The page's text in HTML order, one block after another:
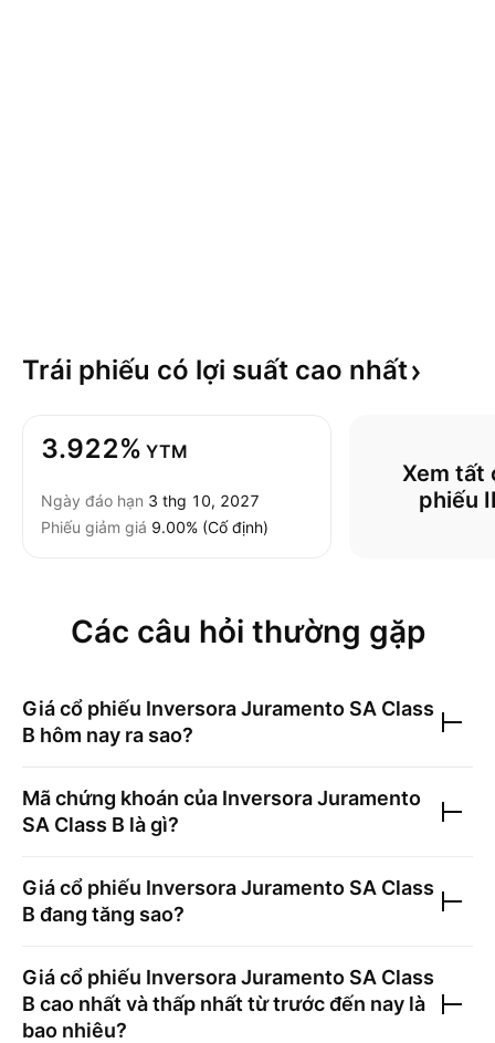
Trái phiếu có lợi suất cao nhất
3.922% YTM
Ngày đáo hạn 3 thg 10, 2027
Phiếu giảm giá 9.00% (Cố định)
Xem tất
phiếu
Các câu hỏi thường gặp
Giá cổ phiếu Inversora Juramento SA Class
B hôm nay ra sao?
Mã chứng khoán của Inversora Juramento
SA Class B là gì?
Giá cổ phiếu Inversora Juramento SA Class
B đang tăng sao?
Giá cổ phiếu Inversora Juramento SA Class
B cao nhất và thấp nhất từ trước đến nay là
bao nhiêu?